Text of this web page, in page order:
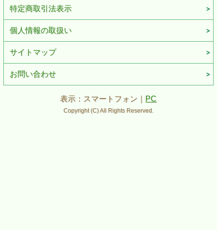
特定商取引法表示
個人情報の取扱い
サイトマップ
お問い合わせ
表示：スマートフォン｜ PC
Copyright (C) All Rights Reserved.